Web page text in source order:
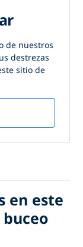
de nuestros
destrezas
sitio de
en este